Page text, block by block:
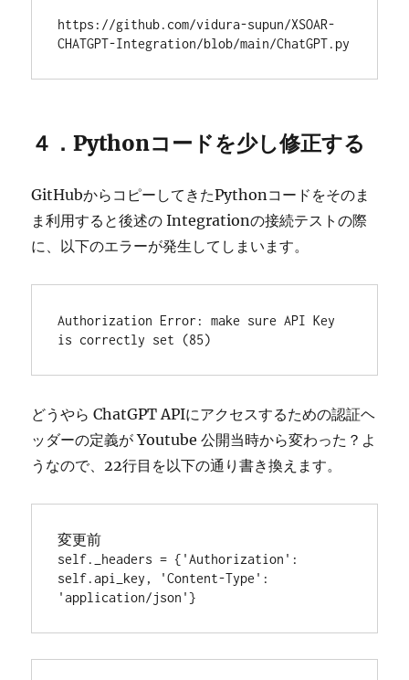
https://github.com/vidura-supun/XSOAR-
CHATGPT-Integration/blob/main/ChatGPT.py
４．Pythonコードを少し修正する
GitHubからコピーしてきたPythonコードをそのま
ま利用すると後述の Integrationの接続テストの際
に、以下のエラーが発生してしまいます。
Authorization Error: make sure API Key
is correctly set (85)
どうやら ChatGPT APIにアクセスするための認証ヘ
ッダーの定義が Youtube 公開当時から変わった？よ
うなので、22行目を以下の通り書き換えます。
変更前
self._headers = {'Authorization':
self.api_key, 'Content-Type':
'application/json'}